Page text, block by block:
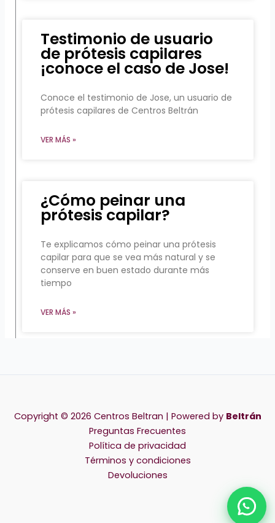
Testimonio de usuario
de prótesis capilares
¡conoce el caso de Jose!
Conoce el testimonio de Jose, un usuario de
prótesis capilares de Centros Beltrán
VER MÁS »
¿Cómo peinar una
prótesis capilar?
Te explicamos cómo peinar una prótesis
capilar para que se vea más natural y se
conserve en buen estado durante más
tiempo
VER MÁS »
Copyright © 2026 Centros Beltran | Powered by Beltrán
Preguntas Frecuentes
Política de privacidad
Términos y condiciones
Devoluciones
Chat